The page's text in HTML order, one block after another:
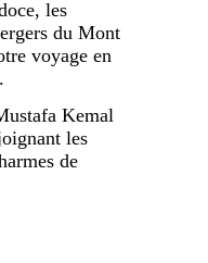
les
du Mont
voyage en
Kemal
les
de